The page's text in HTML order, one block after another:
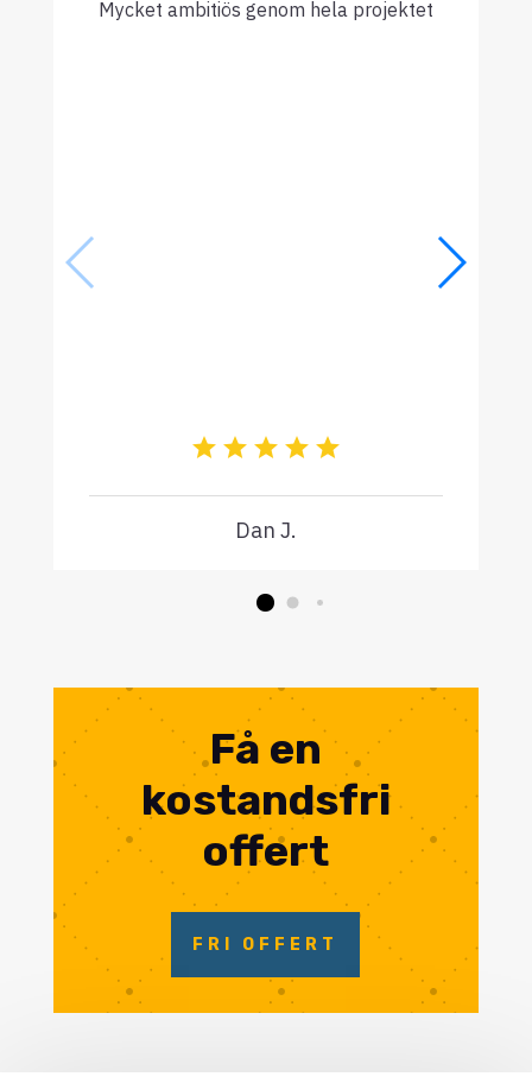
Mycket ambitiös genom hela projektet
Dan J.
Få en
kostandsfri
offert
FRI OFFERT